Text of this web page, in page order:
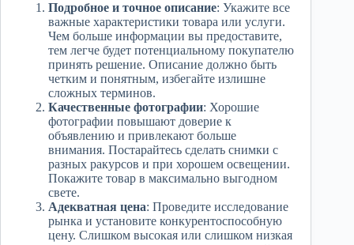
Подробное и точное описание: Укажите все
важные характеристики товара или услуги.
Чем больше информации вы предоставите,
тем легче будет потенциальному покупателю
принять решение. Описание должно быть
четким и понятным, избегайте излишне
сложных терминов.
Качественные фотографии: Хорошие
фотографии повышают доверие к
объявлению и привлекают больше
внимания. Постарайтесь сделать снимки с
разных ракурсов и при хорошем освещении.
Покажите товар в максимально выгодном
свете.
Адекватная цена: Проведите исследование
рынка и установите конкурентоспособную
цену. Слишком высокая или слишком низкая